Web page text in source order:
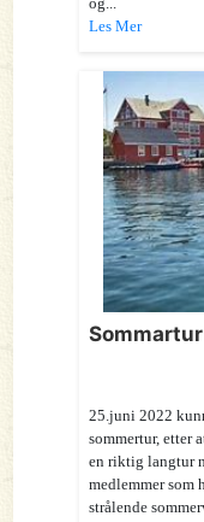
Les Mer
25.juni 2022
sommertur, etter
en riktig langtur
medlemmer som
strålende